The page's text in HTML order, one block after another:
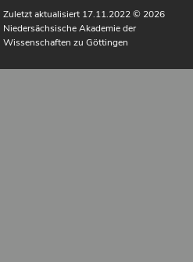
Zuletzt aktualisiert 17.11.2022© 2026
Niedersächsische Akademie der
Wissenschaften zu Göttingen